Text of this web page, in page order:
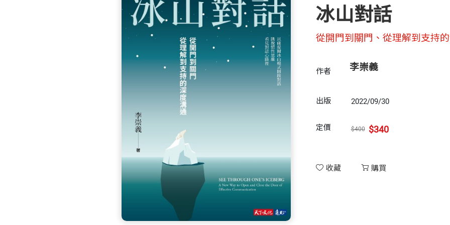
冰山對話
從開門到關門、從理解到支持
作者 李崇義
出版 2022/09/30
定價 $400 $340
收藏 購買